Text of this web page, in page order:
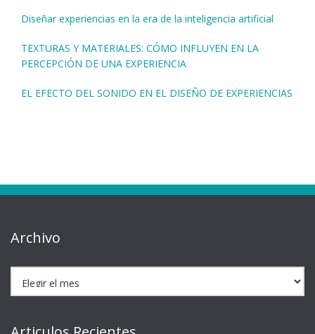
Diseñar experiencias en la era de la inteligencia artificial
TEXTURAS Y MATERIALES: CÓMO INFLUYEN EN LA
PERCEPCIÓN DE UNA EXPERIENCIA
EL EFECTO DEL SONIDO EN EL DISEÑO DE EXPERIENCIAS
Archivo